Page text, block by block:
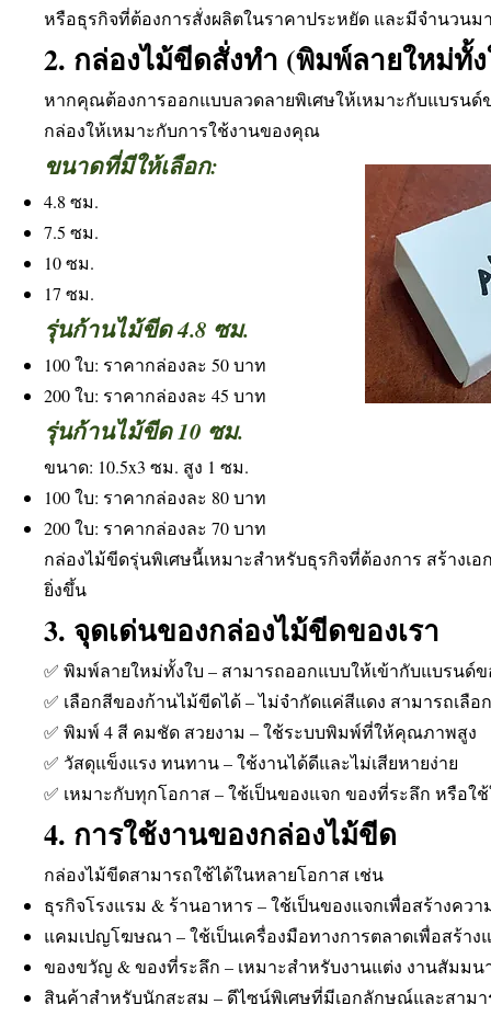
หรือธุรกิจที่ต้องการสั่งผลิตในราคาประหยัด และมีจำนวนม
2. กล่องไม้ขีดสั่งทำ (พิมพ์ลายใหม่ทั้
หากคุณต้องการออกแบบลวดลายพิเศษให้เหมาะกับแบรน
กล่องให้เหมาะกับการใช้งานของคุณ
ขนาดที่มีให้เลือก:
4.8 ซม.
7.5 ซม.
10 ซม.
17 ซม.
รุ่นก้านไม้ขีด 4.8 ซม.
100 ใบ: ราคากล่องละ 50 บาท
200 ใบ: ราคากล่องละ 45 บาท
รุ่นก้านไม้ขีด 10 ซม.
ขนาด: 10.5x3 ซม. สูง 1 ซม.
100 ใบ: ราคากล่องละ 80 บาท
200 ใบ: ราคากล่องละ 70 บาท
กล่องไม้ขีดรุ่นพิเศษนี้เหมาะสำหรับธุรกิจที่ต้องการ สร้า
ยิ่งขึ้น
3. จุดเด่นของกล่องไม้ขีดของเรา
✅ พิมพ์ลายใหม่ทั้งใบ – สามารถออกแบบให้เข้ากับแบรนด์
✅ เลือกสีของก้านไม้ขีดได้ – ไม่จำกัดแค่สีแดง สามารถเลือ
✅ พิมพ์ 4 สี คมชัด สวยงาม – ใช้ระบบพิมพ์ที่ให้คุณภาพสูง
✅ วัสดุแข็งแรง ทนทาน – ใช้งานได้ดีและไม่เสียหายง่าย
✅ เหมาะกับทุกโอกาส – ใช้เป็นของแจก ของที่ระลึก หรือใ
4. การใช้งานของกล่องไม้ขีด
กล่องไม้ขีดสามารถใช้ได้ในหลายโอกาส เช่น
ธุรกิจโรงแรม & ร้านอาหาร – ใช้เป็นของแจกเพื่อสร้างคว
แคมเปญโฆษณา – ใช้เป็นเครื่องมือทางการตลาดเพื่อสร้าง
ของขวัญ & ของที่ระลึก – เหมาะสำหรับงานแต่ง งานสัมมน
สินค้าสำหรับนักสะสม – ดีไซน์พิเศษที่มีเอกลักษณ์และสามา